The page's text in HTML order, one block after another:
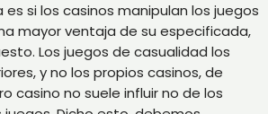
si los casinos manipulan los juegos
mayor ventaja de su especificada,
Los juegos de casualidad los
y no los propios casinos, de
casino no suele influir no de los